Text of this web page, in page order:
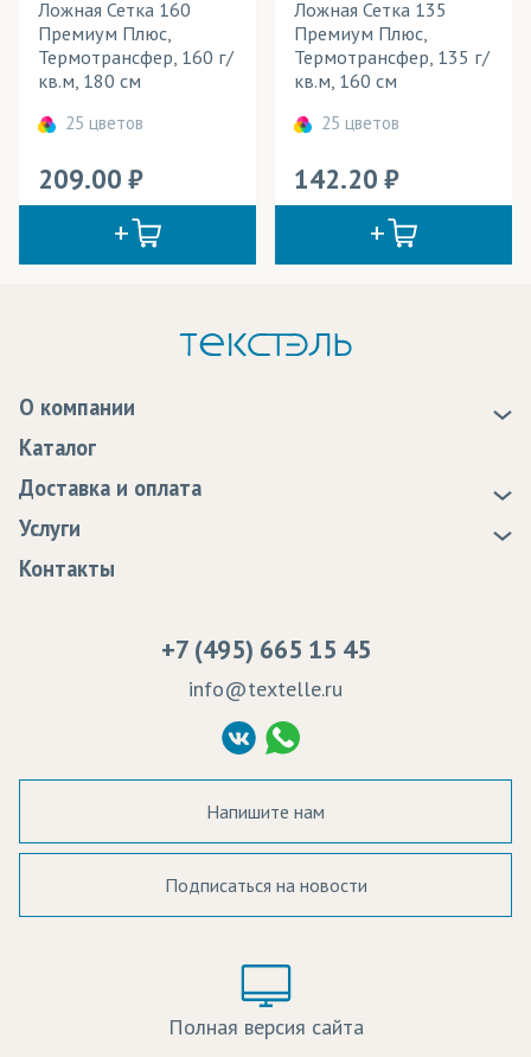
Ложная Сетка 160
Премиум Плюс,
Термотрансфер, 160 г/
кв.м, 180 см
25 цветов
209.00
Ложная Сетка 135
Премиум Плюс,
Термотрансфер, 135 г/
кв.м, 160 см
25 цветов
142.20
О компании
Статьи
Программа лояльности
Сертификаты качества
Судебные решения
Политика Конфиденциальности
Согласие на обработку ПД
Каталог
Доставка и оплата
Доставка
Оплата
Возврат
Услуги
Образцы
Контакты
+7 (495) 665 15 45
info@textelle.ru
Напишите нам
Подписаться на новости
Полная версия сайта